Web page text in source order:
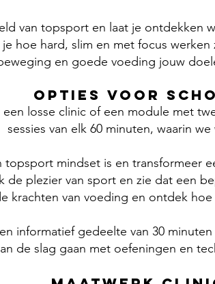
van topsport en laat je ontdekken
hoe hard, slim en met focus
en goede voeding jouw
Opties voor
een losse clinic of een module met
sessies van elk 60 minuten, waarin we
mindset is en transformeer
de plezier van sport en zie dat een
krachten van voeding en ontdek
informatief gedeelte van 30
de slag gaan met oefeningen en